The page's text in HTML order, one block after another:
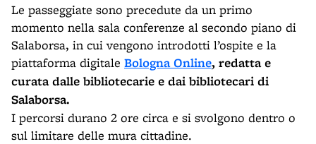
Le passeggiate sono precedute da un primo
momento nella sala conferenze al secondo piano di
Salaborsa, in cui vengono introdotti l’ospite e la
piattaforma digitale Bologna Online, redatta e
curata dalle bibliotecarie e dai bibliotecari di
Salaborsa.
I percorsi durano 2 ore circa e si svolgono dentro o
sul limitare delle mura cittadine.